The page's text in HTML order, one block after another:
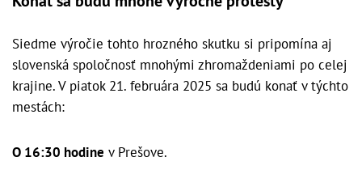
Siedme výročie tohto hrozného skutku si pripomína aj
slovenská spoločnosť mnohými zhromaždeniami po celej
krajine. V piatok 21. februára 2025 sa budú konať v týchto
mestách:
O 16:30 hodine v Prešove.